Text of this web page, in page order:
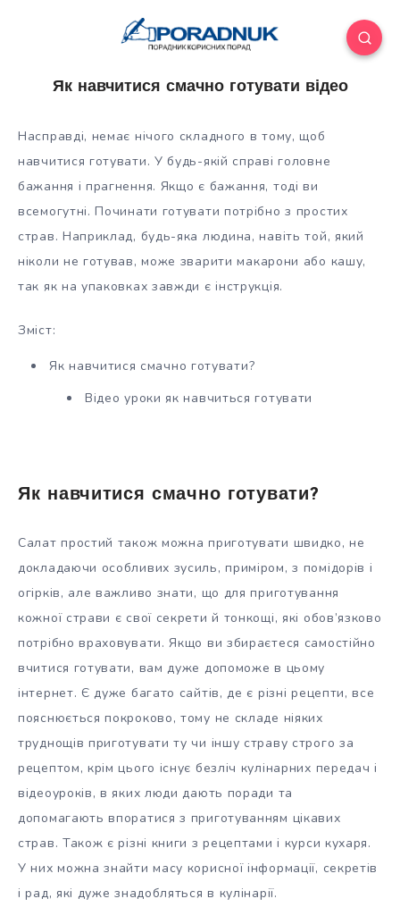
Як навчитися смачно готувати відео
Насправді, немає нічого складного в тому, щоб
навчитися готувати. У будь-якій справі головне
бажання і прагнення. Якщо є бажання, тоді ви
всемогутні. Починати готувати потрібно з простих
страв. Наприклад, будь-яка людина, навіть той, який
ніколи не готував, може зваритимакарони або кашу,
так як на упаковках завжди є інструкція.
Зміст:
Як навчитися смачно готувати?
Відео уроки як навчиться готувати
Як навчитися смачно готувати?
Салат простий також можна приготувати швидко, не
докладаючи особливих зусиль, приміром, з помідорів і
огірків, але важливо знати, що для приготування
кожної страви є свої секрети й тонкощі, які обов’язково
потрібно враховувати. Якщо ви збираєтеся самостійно
вчитися готувати, вам дуже допоможе в цьому
інтернет. Є дуже багато сайтів, де є різні рецепти, все
пояснюється покроково, тому не складе ніяких
труднощів приготувати ту чи іншу страву строго за
рецептом, крім цього існує безліч кулінарних передач і
відеоуроків, в яких люди дають поради та
допомагають впоратися з приготуванням цікавих
страв. Також є різні книги з рецептами і курси кухаря.
У них можна знайти масу корисної інформації, секретів
і рад, які дуже знадобляться в кулінарії.